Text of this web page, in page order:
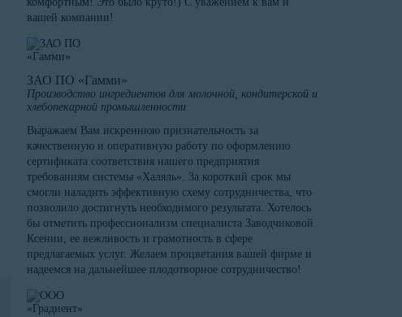
вашей компании!
ЗАО ПО «Гамми»
Производство ингредиентов для молочной, кондитерской и
хлебопекарной промышленности
Выражаем Вам искреннюю признательность за
качественную и оперативную работу по оформлению
сертификата соответствия нашего предприятия
требованиям системы «Халяль». За короткий срок мы
смогли наладить эффективную схему сотрудничества, что
позволило достигнуть необходимого результата. Хотелось
бы отметить профессионализм специалиста Заводчиковой
Ксении, ее вежливость и грамотность в сфере
предлагаемых услуг. Желаем процветания вашей фирме и
надеемся на дальнейшее плодотворное сотрудничество!